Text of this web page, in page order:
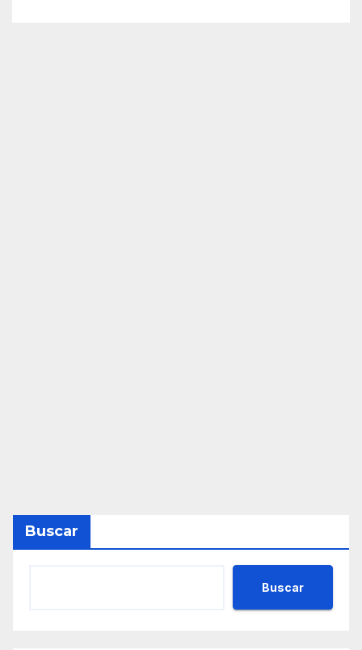
Buscar
Buscar